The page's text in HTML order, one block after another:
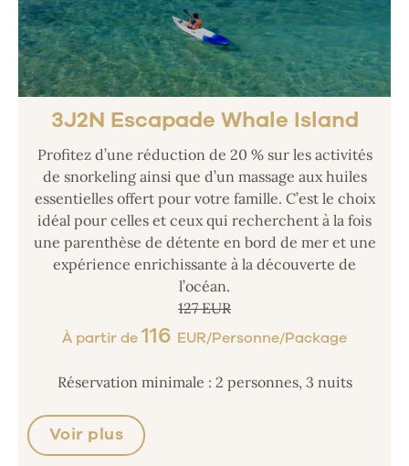
3J2N Escapade Whale Island
Profitez d’une réduction de 20 % sur les activités
de snorkeling ainsi que d’un massage aux huiles
essentielles offert pour votre famille. C’est le choix
idéal pour celles et ceux qui recherchent à la fois
une parenthèse de détente en bord de mer et une
expérience enrichissante à la découverte de
l’océan.
127 EUR
À partir de 116 EUR/Personne/Package
Réservation minimale : 2 personnes, 3 nuits
Voir plus